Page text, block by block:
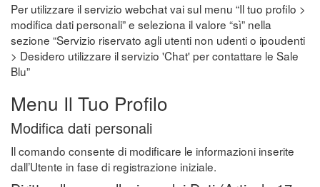
Per utilizzare il servizio webchat vai sul menu “Il tuo profilo >
modifica dati personali” e seleziona il valore “sì” nella
sezione “Servizio riservato agli utenti non udenti o ipoudenti
> Desidero utilizzare il servizio 'Chat' per contattare le Sale
Blu”
Menu Il Tuo Profilo
Modifica dati personali
Il comando consente di modificare le informazioni inserite
dall’Utente in fase di registrazione iniziale.